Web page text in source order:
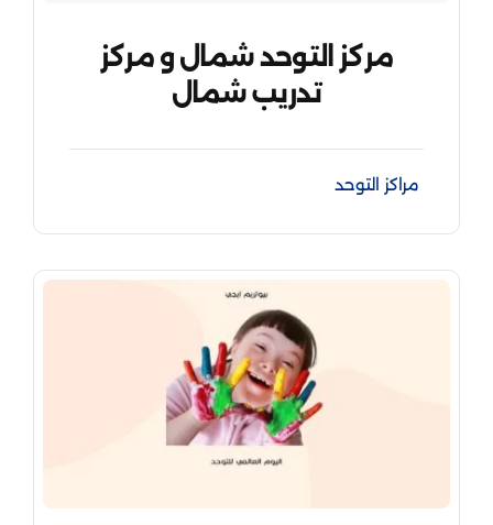
مركز التوحد شمال و مركز
تدريب شمال
مراكز التوحد